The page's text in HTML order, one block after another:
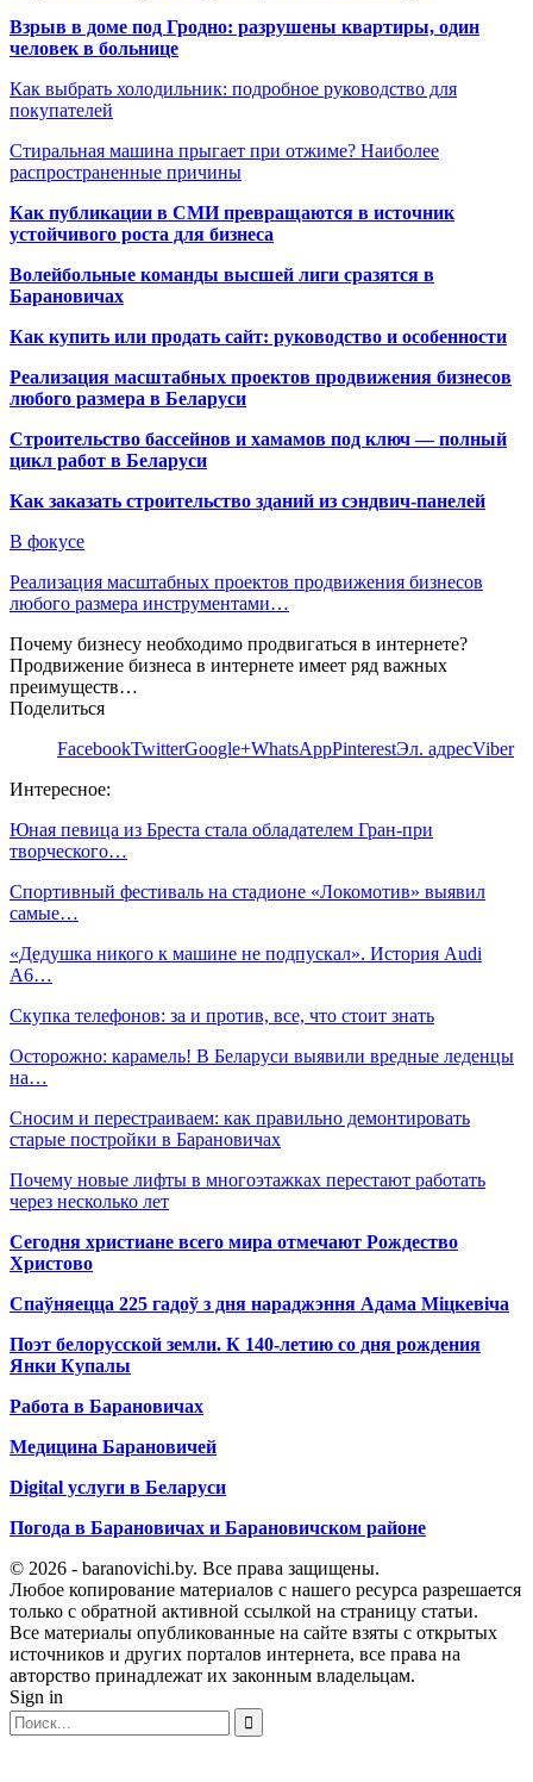
Взрыв в доме под Гродно: разрушены квартиры, один
человек в больнице
Как выбрать холодильник: подробное руководство для
покупателей
Стиральная машина прыгает при отжиме? Наиболее
распространенные причины
Как публикации в СМИ превращаются в источник
устойчивого роста для бизнеса
Волейбольные команды высшей лиги сразятся в
Барановичах
Как купить или продать сайт: руководство и особенности
Реализация масштабных проектов продвижения бизнесов
любого размера в Беларуси
Строительство бассейнов и хамамов под ключ — полный
цикл работ в Беларуси
Как заказать строительство зданий из сэндвич-панелей
В фокусе
Реализация масштабных проектов продвижения бизнесов
любого размера инструментами…
Почему бизнесу необходимо продвигаться в интернете?
Продвижение бизнеса в интернете имеет ряд важных
преимуществ…
Поделиться
FacebookTwitterGoogle+WhatsAppPinterestЭл. адресViber
Интересное:
Юная певица из Бреста стала обладателем Гран-при
творческого…
Спортивный фестиваль на стадионе «Локомотив» выявил
самые…
«Дедушка никого к машине не подпускал». История Audi
A6…
Скупка телефонов: за и против, все, что стоит знать
Осторожно: карамель! В Беларуси выявили вредные леденцы
на…
Сносим и перестраиваем: как правильно демонтировать
старые постройки в Барановичах
Почему новые лифты в многоэтажках перестают работать
через несколько лет
Сегодня христиане всего мира отмечают Рождество
Христово
Спаўняецца 225 гадоў з дня нараджэння Адама Міцкевіча
Поэт белорусской земли. К 140-летию со дня рождения
Янки Купалы
Работа в Барановичах
Медицина Барановичей
Digital услуги в Беларуси
Погода в Барановичах и Барановичском районе
© 2026 - baranovichi.by. Все права защищены.
Любое копирование материалов с нашего ресурса разрешается
только с обратной активной ссылкой на страницу статьи.
Все материалы опубликованные на сайте взяты с открытых
источников и других порталов интернета, все права на
авторство принадлежат их законным владельцам.
Sign in